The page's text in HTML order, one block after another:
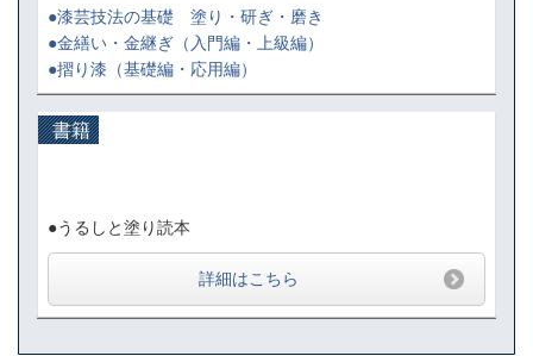
●漆芸技法の基礎 塗り・研ぎ・磨き
●金繕い・金継ぎ（入門編・上級編）
●摺り漆（基礎編・応用編）
書籍
●うるしと塗り読本
詳細はこちら